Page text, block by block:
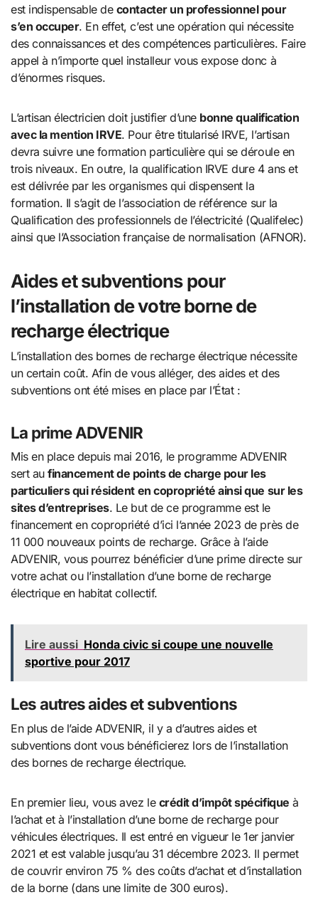
est indispensable de contacter un professionnel pour
s’en occuper. En effet, c’est une opération qui nécessite
des connaissances et des compétences particulières. Faire
appel à n’importe quel installeur vous expose donc à
d’énormes risques.
L’artisan électricien doit justifier d’une bonne qualification
avec la mention IRVE. Pour être titularisé IRVE, l’artisan
devra suivre une formation particulière qui se déroule en
trois niveaux. En outre, la qualification IRVE dure 4 ans et
est délivrée par les organismes qui dispensent la
formation. Il s’agit de l’association de référence sur la
Qualification des professionnels de l’électricité (Qualifelec)
ainsi que l’Association française de normalisation (AFNOR).
Aides et subventions pour
l’installation de votre borne de
recharge électrique
L’installation des bornes de recharge électrique nécessite
un certain coût. Afin de vous alléger, des aides et des
subventions ont été mises en place par l’État :
La prime ADVENIR
Mis en place depuis mai 2016, le programme ADVENIR
sert aufinancement de points de charge pour les
particuliers qui résident en copropriété ainsi que sur les
sites d’entreprises. Le but de ce programme est le
financement en copropriété d’ici l’année 2023 de près de
11 000 nouveaux points de recharge. Grâce à l’aide
ADVENIR, vous pourrez bénéficier d’une prime directe sur
votre achat ou l’installation d’une borne de recharge
électrique en habitat collectif.
Lire aussi Honda civic si coupe une nouvelle
sportive pour 2017
Les autres aides et subventions
En plus de l’aide ADVENIR, il y a d’autres aides et
subventions dont vous bénéficierez lors de l’installation
des bornes de recharge électrique.
En premier lieu, vous avez le crédit d’impôt spécifique à
l’achat et à l’installation d’une borne de recharge pour
véhicules électriques. Il est entré en vigueur le 1er janvier
2021 et est valable jusqu’au 31 décembre 2023. Il permet
de couvrir environ 75 % des coûts d’achat et d’installation
de la borne (dans une limite de 300 euros).